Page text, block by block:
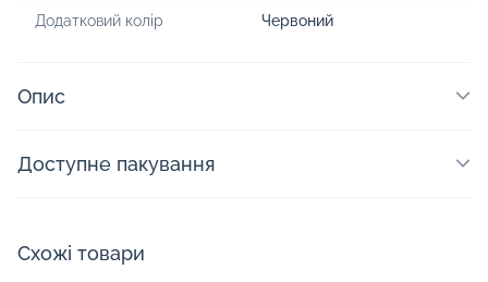
Додатковий колір Червоний
Опис
Доступне пакування
Схожі товари